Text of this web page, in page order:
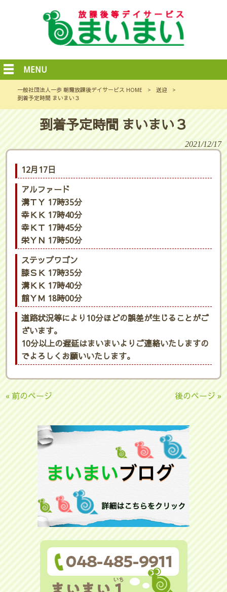
MENU
一般社団法人一歩 朝霞放課後デイサービス HOME > 送迎
>
到着予定時間 まいまい３
到着予定時間 まいまい３
2021/12/17
12月17日
アルファード
溝ＴＹ 17時35分
幸ＫＫ 17時40分
幸ＫＴ 17時45分
栄ＹＮ 17時50分
ステップワゴン
膝ＳＫ 17時35分
溝ＫＫ 17時40分
館ＹＭ 18時00分
道路状況等により10分ほどの誤差が生じることがご
ざいます。
10分以上の遅延はまいまいよりご連絡いたしますの
でよろしくお願いいたします。
« 前のページ 後のページ »